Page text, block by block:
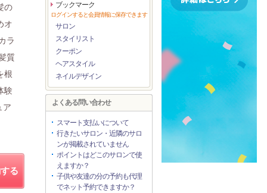
の
オ
ラ
質
根
験
ア
る
ブックマーク
ログインすると会員情報に保存できます
サロン
スタイリスト
クーポン
ヘアスタイル
ネイルデザイン
よくある問い合わせ
スマート支払いについて
行きたいサロン・近隣のサロ
ンが掲載されていません
ポイントはどこのサロンで使
えますか？
子供や友達の分の予約も代理
でネット予約できますか？